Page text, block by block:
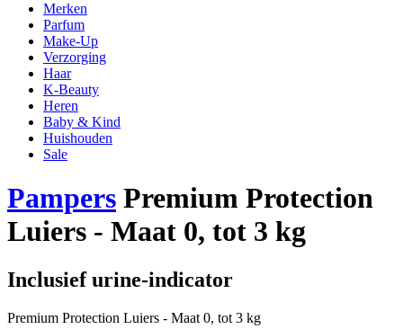
Merken
Parfum
Make-Up
Verzorging
Haar
K-Beauty
Heren
Baby & Kind
Huishouden
Sale
Pampers Premium Protection
Luiers - Maat 0, tot 3 kg
Inclusief urine-indicator
Premium Protection Luiers - Maat 0, tot 3 kg